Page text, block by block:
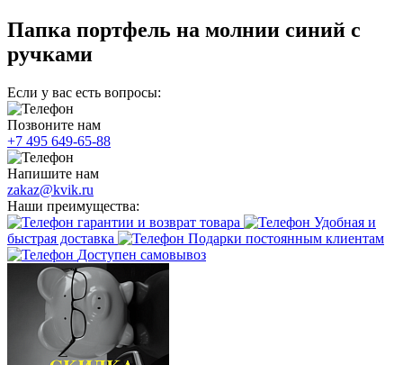
Папка портфель на молнии синий с
ручками
Если у вас есть вопросы:
Позвоните нам
+7 495 649-65-88
Напишите нам
zakaz@kvik.ru
Наши преимущества:
гарантии и возврат товара
Удобная и
быстрая доставка
Подарки постоянным клиентам
Доступен самовывоз